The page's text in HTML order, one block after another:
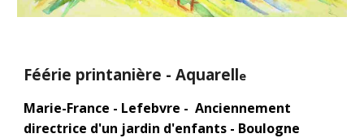
Féérie printanière - Aquarelle
Marie-France - Lefebvre - Anciennement
directrice d'un jardin d'enfants - Boulogne